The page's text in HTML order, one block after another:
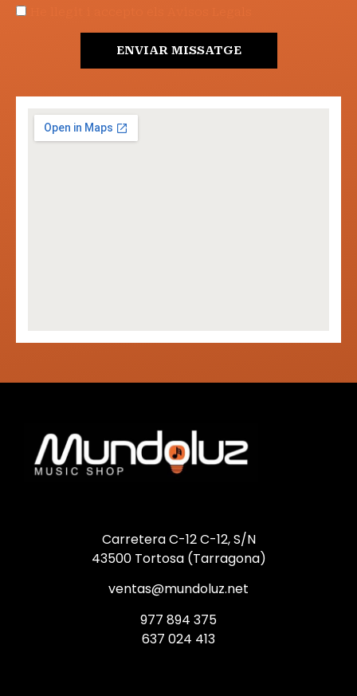
ENVIAR MISSATGE
Carretera C-12 C-12, S/N
43500 Tortosa (Tarragona)
ventas@mundoluz.net
977 894 375
637 024 413